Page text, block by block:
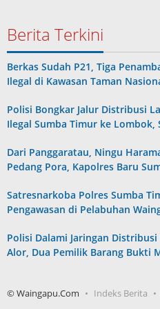
Berita Terkini
Berkas Sudah P21, Tiga
Ilegal di Kawasan Taman
Polisi Bongkar Jalur Distribusi
Ilegal Sumba Timur ke Lombok,
Dari Panggaratau, Ningu
Pedang Pora, Kapolres Baru
Satresnarkoba Polres Sumba
Pengawasan di Pelabuhan
Polisi Dalami Jaringan Distribusi
Alor, Dua Pemilik Barang Bukti
© Waingapu.Com Indeks Berita